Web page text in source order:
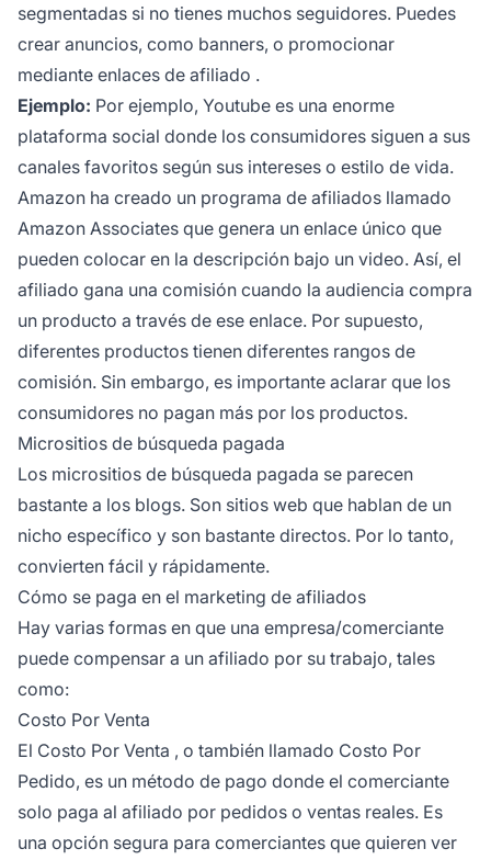
segmentadas si no tienes muchos seguidores. Puedes
crear anuncios, como banners, o promocionar
mediante enlaces de afiliado .
Ejemplo: Por ejemplo, Youtube es una enorme
plataforma social donde los consumidores siguen a sus
canales favoritos según sus intereses o estilo de vida.
Amazon ha creado un programa de afiliados llamado
Amazon Associates que genera un enlace único que
pueden colocar en la descripción bajo un video. Así, el
afiliado gana una comisión cuando la audiencia compra
un producto a través de ese enlace. Por supuesto,
diferentes productos tienen diferentes rangos de
comisión. Sin embargo, es importante aclarar que los
consumidores no pagan más por los productos.
Micrositios de búsqueda pagada
Los micrositios de búsqueda pagada se parecen
bastante a los blogs. Son sitios web que hablan de un
nicho específico y son bastante directos. Por lo tanto,
convierten fácil y rápidamente.
Cómo se paga en el marketing de afiliados
Hay varias formas en que una empresa/comerciante
puede compensar a un afiliado por su trabajo, tales
como:
Costo Por Venta
El Costo Por Venta , o también llamado Costo Por
Pedido, es un método de pago donde el comerciante
solo paga al afiliado por pedidos o ventas reales. Es
una opción segura para comerciantes que quieren ver